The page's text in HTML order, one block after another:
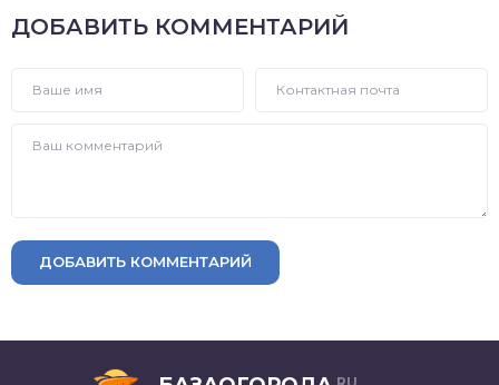
ДОБАВИТЬ КОММЕНТАРИЙ
ДОБАВИТЬ КОММЕНТАРИЙ